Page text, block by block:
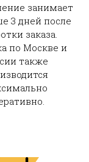
занимает
3 дней после
заказа.
по Москве и
также